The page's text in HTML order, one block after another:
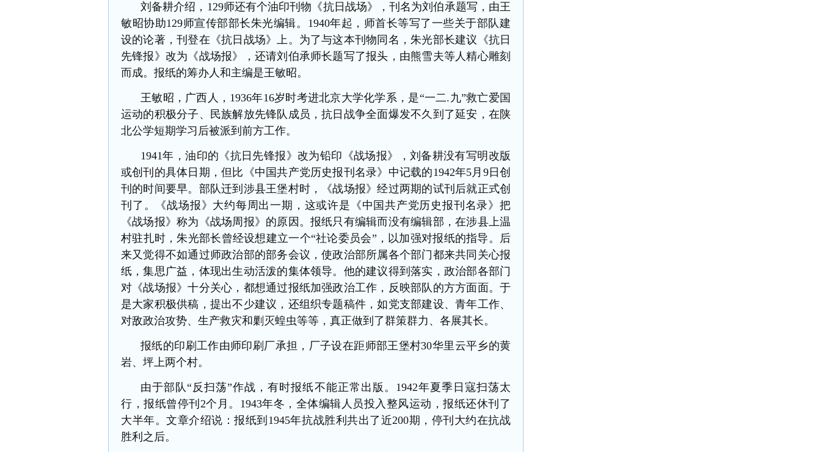
刘备耕介绍， 129师还有个油印刊物《抗日战场》，刊名为刘伯承题写，由王
敏昭协助129师宣传部部长朱光编辑。1940年起，师首长等写了一些关于部队建
设的论著，刊登在《抗日战场》上。为了与这本刊物同名，朱光部长建议《抗日
先锋报》改为《战场报》，还请刘伯承师长题写了报头，由熊雪夫等人精心雕刻
而成。报纸的筹办人和主编是王敏昭。
王敏昭，广西人， 1936年16岁时考进北京大学化学系，是“一二.九”救亡爱国
运动的积极分子、民族解放先锋队成员，抗日战争全面爆发不久到了延安，在陕
北公学短期学习后被派到前方工作。
1941年，油印的 《抗日先锋报》改为铅印《战场报》，刘备耕没有写明改版
或创刊的具体日期，但比《中国共产党历史报刊名录》中记载的1942年5月9日创
刊的时间要早。部队迁到涉县王堡村时，《战场报》经过两期的试刊后就正式创
刊了。《战场报》大约每周出一期， 这或许是《中国共产党历史报刊名录》把
《战场报》称为《战场周报》的原因。报纸只有编辑而没有编辑部，在涉县上温
村驻扎时，朱光部长曾经设想建立一个“社论委员会”，以加强对报纸的指导。后
来又觉得不如通过师政治部的部务会议，使政治部所属各个部门 都来共同关心报
纸，集思广益，体现出生动活泼的集体领导。他的建议得到落实，政治部各部门
对《战场报》十分关心，都想通过报纸加强政治工作，反映部队的方方面面。于
是大家积极供稿，提出不少建议，还组织专题稿件，如党支部建设、青年工作、
对敌政治攻势、生产救灾和剿灭蝗虫等等，真正做到了群策群力、各展其长。
报纸的印刷工作由师印刷厂承担，厂子设在距师部王堡村30华里云平乡的黄
岩、坪上两个村。
由于部队“反扫荡”作战，有时报纸不能正常出版。1942年夏季日寇扫荡太
行，报纸曾停刊2个月。1943年冬 ，全体编辑人员投入整风运动，报纸还休刊了
大半年。文章介绍说：报纸到 1945年抗战胜利共出了近200期，停刊大约在抗战
胜利之后。